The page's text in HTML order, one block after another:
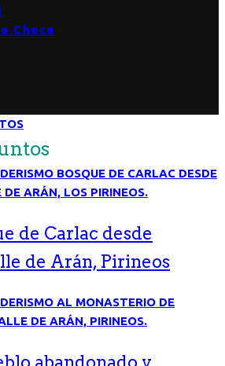
Checa
de Carlac desde
de Arán, Pirineos